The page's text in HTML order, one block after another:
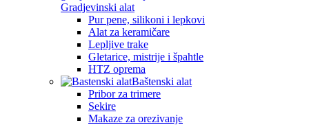
Gradjevinski alat
Pur pene, silikoni i lepkovi
Alat za keramičare
Lepljive trake
Gletarice, mistrije i špahtle
HTZ oprema
Baštenski alat
Pribor za trimere
Sekire
Makaze za orezivanje